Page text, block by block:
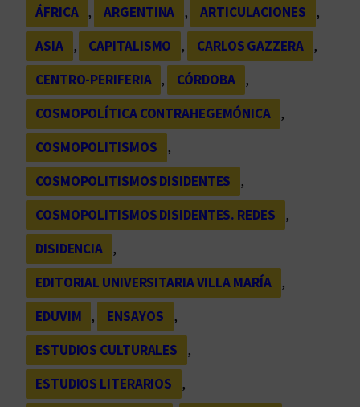
ÁFRICA , ARGENTINA , ARTICULACIONES
,
ASIA
, CAPITALISMO , CARLOS GAZZERA
,
CENTRO-PERIFERIA
, CÓRDOBA
,
COSMOPOLÍTICA CONTRAHEGEMÓNICA
,
COSMOPOLITISMOS
,
COSMOPOLITISMOS DISIDENTES
,
COSMOPOLITISMOS DISIDENTES. REDES
,
DISIDENCIA
,
EDITORIAL UNIVERSITARIA VILLA MARÍA
,
EDUVIM
, ENSAYOS
,
ESTUDIOS CULTURALES
,
ESTUDIOS LITERARIOS
,